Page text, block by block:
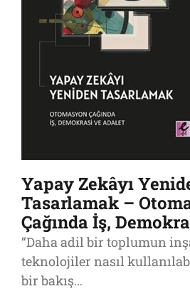
Yapay Zekâyı
Tasarlamak –
Çağında İş,
“Daha adil bir toplumun
teknolojiler nasıl
bir bakış…